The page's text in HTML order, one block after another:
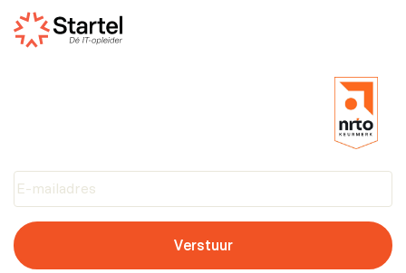
Verstuur